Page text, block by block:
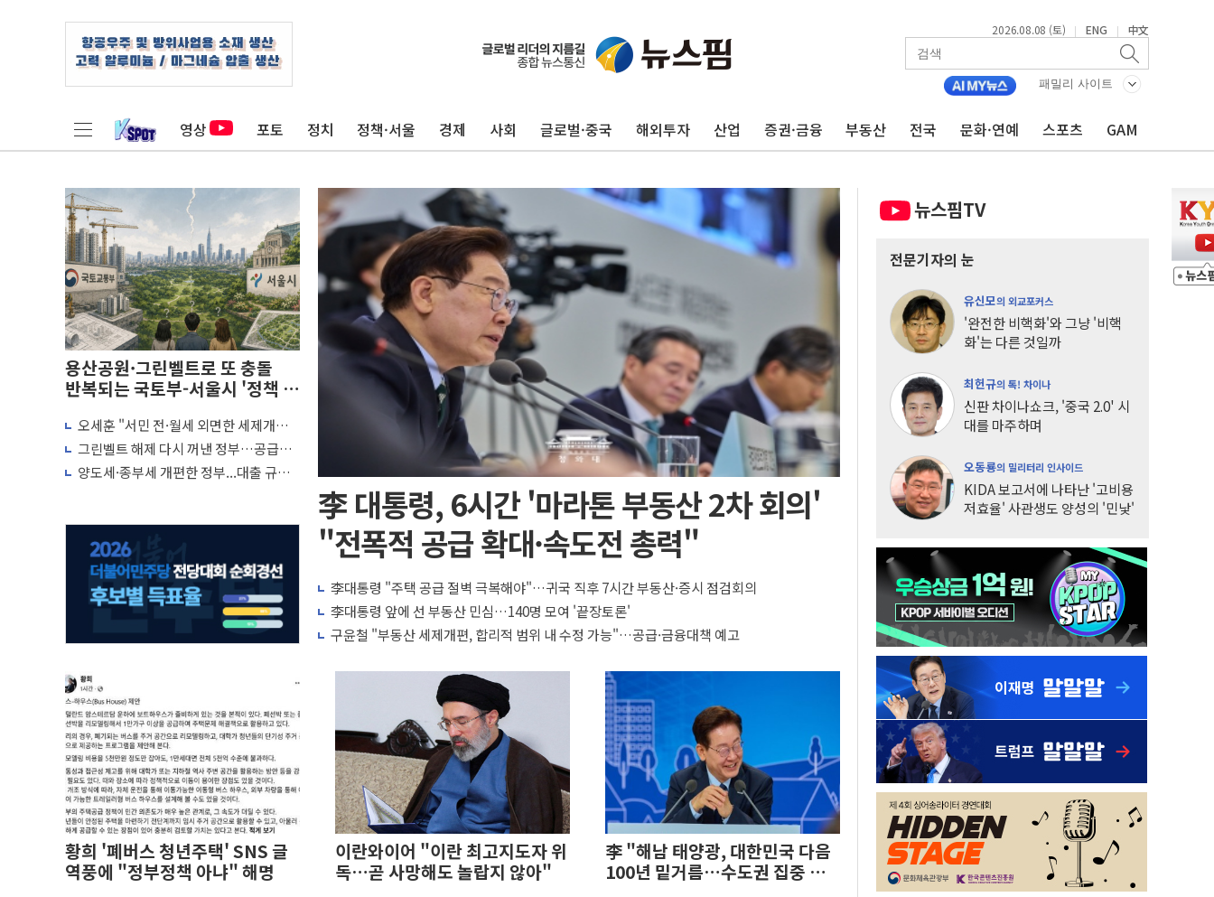
2026.08.08 (토) | ENG | 中文
패밀리 사이트
영상 포토 정치 정책·서울 경제 사회 글로벌·중국 해외투자 산업 증권·금융 부동산 전국 문화·연예 스포츠 GAM
용산공원·그린벨트로 또 충돌
반복되는 국토부-서울시 '정책 엇
오세훈 "서민 전·월세 외면한 세제개
편"…용산공원 훼손 안 돼
그린벨트 해제 다시 꺼낸 정부…공급난
해소 '단기 효과' 불투명
양도세·종부세 개편한 정부...대출 규제
李 대통령, 6시간 '마라톤 부동산 2차 회의'
"전폭적 공급 확대·속도전 총력"
李대통령 "주택 공급 절벽 극복해야"…귀국 직후 7시간 부동산·증시 점검회의
李대통령 앞에 선 부동산 민심…140명 모여 '끝장토론'
구윤철 "부동산 세제개편, 합리적 범위 내 수정 가능"…공급·금융대책 예고
황희 '폐버스 청년주택' SNS 글
역풍에 "정부정책 아냐" 해명
이란와이어 "이란 최고지도자 위
독…곧 사망해도 놀랍지 않아"
李 "해남 태양광, 대한민국 다음
100년 밑거름…수도권 집중 완
뉴스핌TV
전문기자의 눈
유신모의 외교포커스
'완전한 비핵화'와 그냥 '비핵
화'는 다른 것일까
최헌규의 톡! 차이나
신판 차이나쇼크, '중국 2.0' 시
대를 마주하며
오동룡의 밀리터리 인사이드
KIDA 보고서에 나타난 '고비용
저효율' 사관생도 양성의 '민낯'